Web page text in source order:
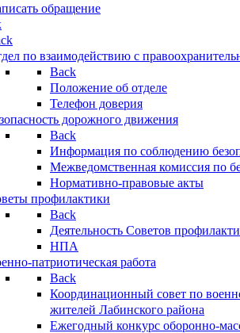
обращение
по взаимодействию с
Back
Положение об отделе
Телефон доверия
дорожного движения
Back
Информация по соблюдению
Межведомственная комиссия по
Нормативно-правовые акты
профилактики
Back
Деятельность Советов
НПА
патриотическая работа
Back
Координационный совет по
жителей Лабинского района
Ежегодный конкурс оборонно-